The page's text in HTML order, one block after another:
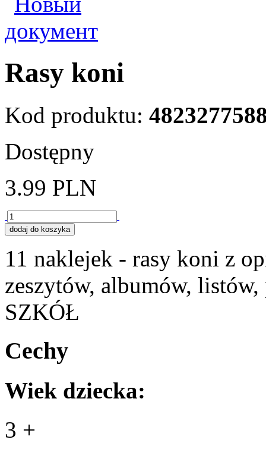
Rasy koni
Kod produktu:
Dostępny
3.99 PLN
11 naklejek - rasy koni z
zeszytów, albumów,
SZKÓŁ
Cechy
Wiek dziecka:
3 +